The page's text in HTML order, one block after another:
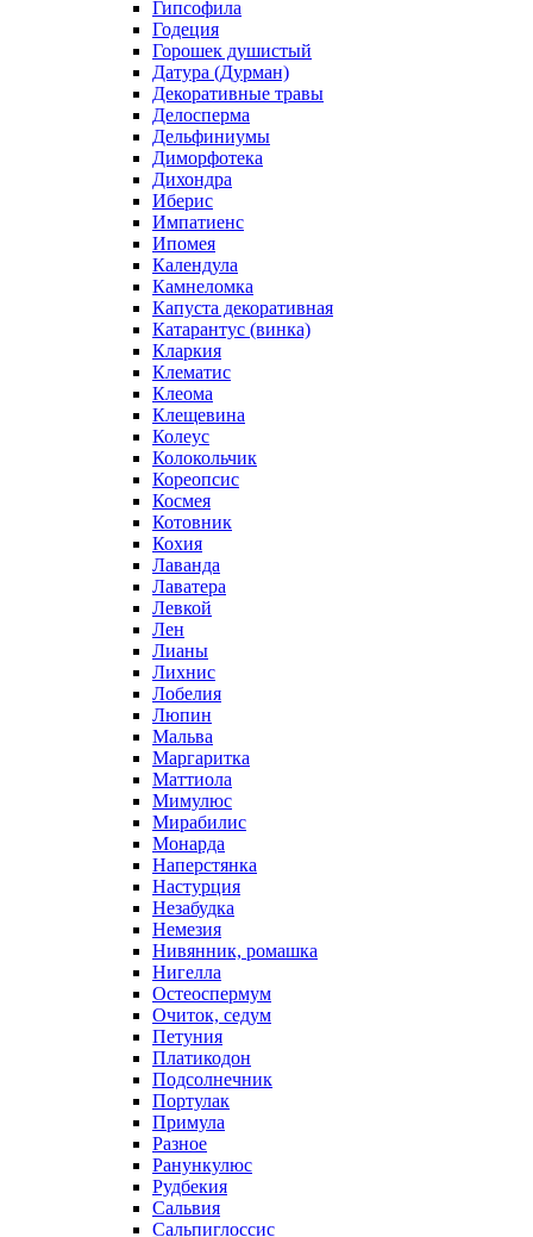
Гипсофила
Годеция
Горошек душистый
Датура (Дурман)
Декоративные травы
Делосперма
Дельфиниумы
Диморфотека
Дихондра
Иберис
Импатиенс
Ипомея
Календула
Камнеломка
Капуста декоративная
Катарантус (винка)
Кларкия
Клематис
Клеома
Клещевина
Колеус
Колокольчик
Кореопсис
Космея
Котовник
Кохия
Лаванда
Лаватера
Левкой
Лен
Лианы
Лихнис
Лобелия
Люпин
Мальва
Маргаритка
Маттиола
Мимулюс
Мирабилис
Монарда
Наперстянка
Настурция
Незабудка
Немезия
Нивянник, ромашка
Нигелла
Остеоспермум
Очиток, седум
Петуния
Платикодон
Подсолнечник
Портулак
Примула
Разное
Ранункулюс
Рудбекия
Сальвия
Сальпиглоссис